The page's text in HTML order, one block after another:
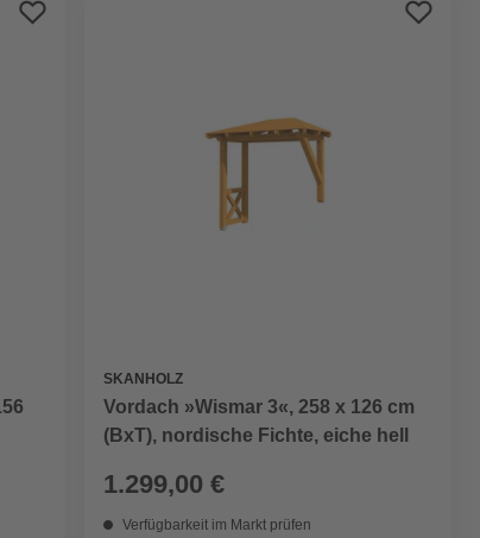
SKANHOLZ
Vordach »Wismar 3«, 258 x 126 cm
(BxT), nordische Fichte, eiche hell
1.299,00 €
Verfügbarkeit im Markt prüfen